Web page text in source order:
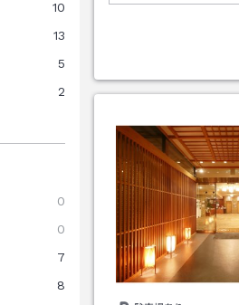
10
13
5
2
0
0
7
8